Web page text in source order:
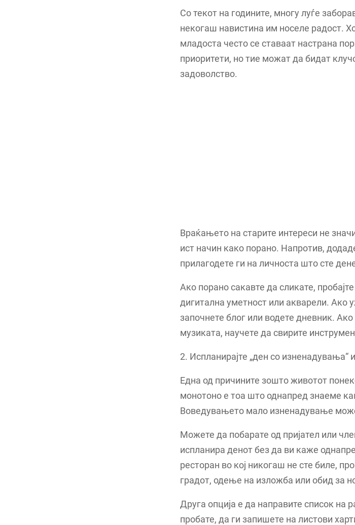
Со текот на годините, многу луѓе
некогаш навистина им носеле радост.
младоста често се ставаат настрана
приоритети, но тие можат да бидат
задоволство.
Враќањето на старите интереси не
ист начин како порано. Напротив,
прилагодете ги на личноста што сте
Ако порано сакавте да сликате,
дигитална уметност или акварели. Ако
започнете блог или водете дневник. Ако
музиката, научете да свирите
2. Испланирајте „ден со изненадувања“
Една од причините зошто животот
монотоно е тоа што однапред знаеме
Воведувањето мало изненадување
Можете да побарате од пријател или
испланира денот без да ви каже
ресторан во кој никогаш не сте биле,
градот, одење на изложба или обид за
Друга опција е да направите список на
пробате, да ги запишете на листови